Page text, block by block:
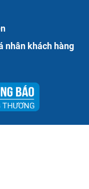
nhân khách hàng